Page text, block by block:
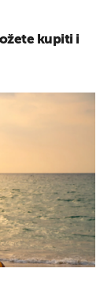
kupiti i